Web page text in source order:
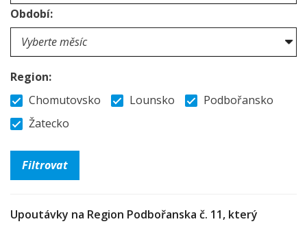
Období:
Region:
Chomutovsko
Lounsko
Podbořansko
Žatecko
Upoutávky na Region Podbořanska č. 11, který